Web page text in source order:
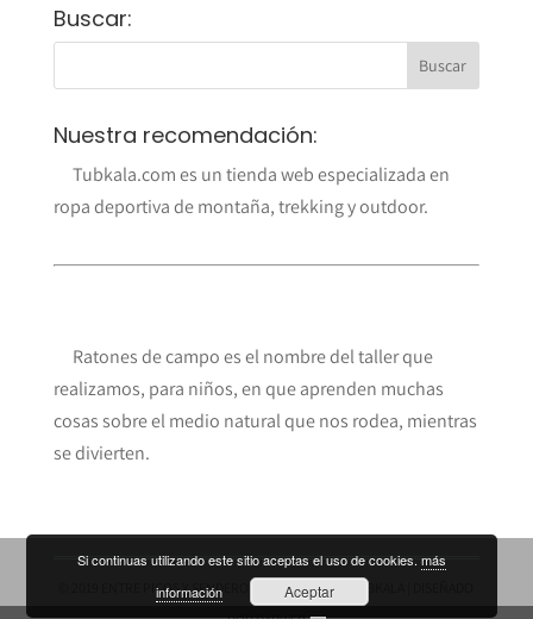
Buscar:
Nuestra recomendación:
Tubkala.com es un tienda web especializada en
ropa deportiva de montaña, trekking y outdoor.
Ratones de campo es el nombre del taller que
realizamos, para niños, en que aprenden muchas
cosas sobre el medio natural que nos rodea, mientras
se divierten.
© 2019 ENTRE PICOS Y SENDEROS ES UN BLOG DE TUBKALA
Si continuas utilizando este sitio aceptas el uso de cookies.más
información
Aceptar